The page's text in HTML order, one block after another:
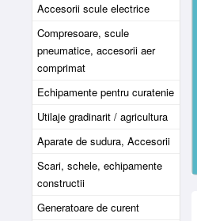
Accesorii scule electrice
Compresoare, scule
pneumatice, accesorii aer
comprimat
Echipamente pentru curatenie
Utilaje gradinarit / agricultura
Aparate de sudura, Accesorii
Scari, schele, echipamente
constructii
Generatoare de curent